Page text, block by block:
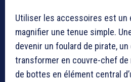
Utiliser les accessoires est un
magnifier une tenue simple.
devenir un foulard de pirate, un
transformer en couvre-chef de
de bottes en élément central